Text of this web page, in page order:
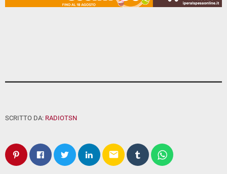
SCRITTO DA: RADIOTSN
email